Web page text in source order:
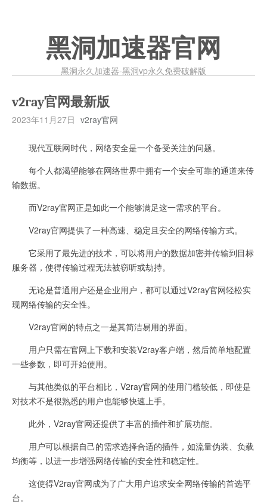
黑洞加速器官网
黑洞永久加速器-黑洞vp永久免费破解版
v2ray官网最新版
2023年11月27日 v2ray官网
现代互联网时代，网络安全是一个备受关注的问题。
每个人都渴望能够在网络世界中拥有一个安全可靠的通道来传
输数据。
而V2ray官网正是如此一个能够满足这一需求的平台。
V2ray官网提供了一种高速、稳定且安全的网络传输方式。
它采用了最先进的技术，可以将用户的数据加密并传输到目标
服务器，使得传输过程无法被窃听或劫持。
无论是普通用户还是企业用户，都可以通过V2ray官网轻松实
现网络传输的安全性。
V2ray官网的特点之一是其简洁易用的界面。
用户只需在官网上下载和安装V2ray客户端，然后简单地配置
一些参数，即可开始使用。
与其他类似的平台相比，V2ray官网的使用门槛较低，即使是
对技术不是很熟悉的用户也能够快速上手。
此外，V2ray官网还提供了丰富的插件和扩展功能。
用户可以根据自己的需求选择合适的插件，如流量伪装、负载
均衡等，以进一步增强网络传输的安全性和稳定性。
这使得V2ray官网成为了广大用户追求安全网络传输的首选平
台。